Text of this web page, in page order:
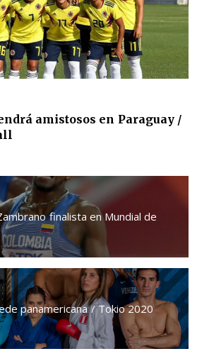
amistosos en Paraguay /
finalista en Mundial de
panamericana / Tokio 2020